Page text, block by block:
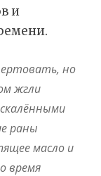
и
но
жгли
раны
масло и
время